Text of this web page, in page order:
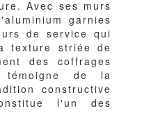
Avec ses murs
garnies
de service qui
texture striée de
des coffrages
témoigne de la
constructive
l'un des